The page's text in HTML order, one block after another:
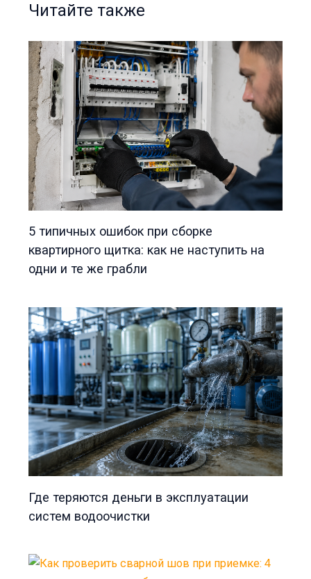
Читайте также
5 типичных ошибок при сборке
квартирного щитка: как не наступить на
одни и те же грабли
Где теряются деньги в эксплуатации
систем водоочистки